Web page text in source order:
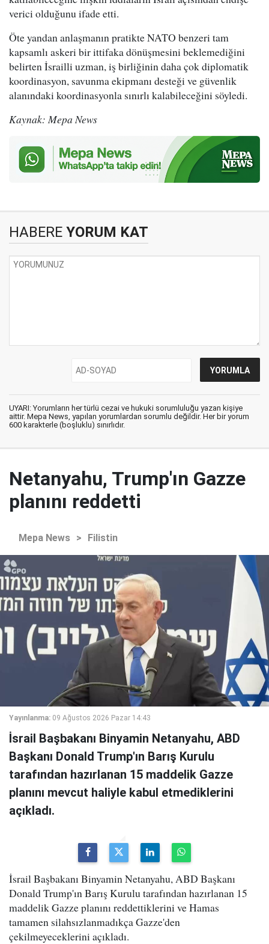
verici olduğunu ifade etti.
Öte yandan anlaşmanın pratikte NATO benzeri tam
kapsamlı askeri bir ittifaka dönüşmesini beklemediğini
belirten İsrailli uzman, iş birliğinin daha çok diplomatik
koordinasyon, savunma ekipmanı desteği ve güvenlik
alanındaki koordinasyonla sınırlı kalabileceğini söyledi.
Kaynak: Mepa News
HABERE YORUM KAT
UYARI: Yorumların her türlü cezai ve hukuki sorumluluğu yazan kişiye
aittir. Mepa News, yapılan yorumlardan sorumlu değildir. Her bir yorum
600 karakterle (boşluklu) sınırlıdır.
Netanyahu, Trump'ın Gazze
planını reddetti
Mepa News > Filistin
Yayınlanma: 09 Ağustos 2026 Pazar 14:43
İsrail Başbakanı Binyamin Netanyahu, ABD
Başkanı Donald Trump'ın Barış Kurulu
tarafından hazırlanan 15 maddelik Gazze
planını mevcut haliyle kabul etmediklerini
açıkladı.
İsrail Başbakanı Binyamin Netanyahu, ABD Başkanı
Donald Trump'ın Barış Kurulu tarafından hazırlanan 15
maddelik Gazze planını reddettiklerini ve Hamas
tamamen silahsızlanmadıkça Gazze'den
çekilmeyeceklerini açıkladı.